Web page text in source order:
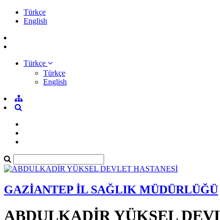
Türkçe
English
Türkçe
Türkçe
English
GAZİANTEP İL SAĞLIK MÜDÜRLÜĞÜ
ABDULKADİR YÜKSEL